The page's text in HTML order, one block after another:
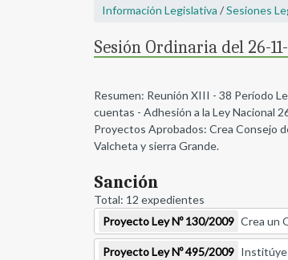
Información Legislativa /Sesiones
Sesión Ordinaria del 26-
Resumen: Reunión XIII - 38 Período
cuentas - Adhesión a la Ley Nacional
Proyectos Aprobados: Crea Consejo
Valcheta y sierra Grande.
Sanción
Total: 12 expedientes
Proyecto Ley Nº 130/2009 Crea un
Proyecto Ley Nº 495/2009